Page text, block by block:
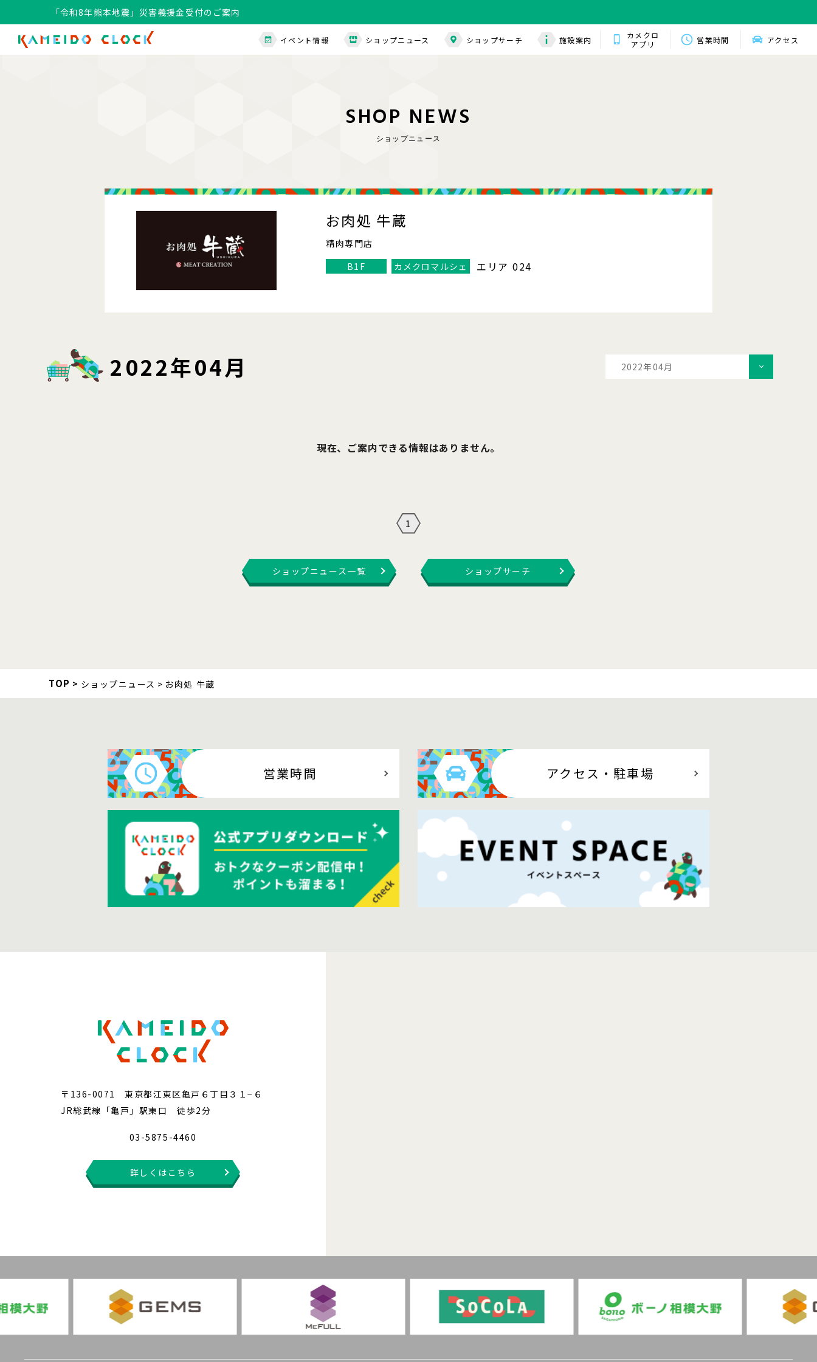
「令和8年熊本地震」災害義援金受付のご案内
イベント情報 ショップニュース ショップサーチ 施設案内
カメクロ
アプリ
営業時間 アクセス
SHOP NEWS
ショップニュース
お肉処 牛蔵
精肉専門店
B1F
カメクロマルシェ エリア 024
2022年04月
2022年04月
現在、ご案内できる情報はありません。
1
ショップニュース一覧 ショップサーチ
TOP ショップニュース お肉処 牛蔵
営業時間 アクセス ・駐車場
〒136-0071 東京都江東区亀戸６丁目３１−６
JR総武線「亀戸」駅東口 徒歩2分
03-5875-4460
詳しくはこちら